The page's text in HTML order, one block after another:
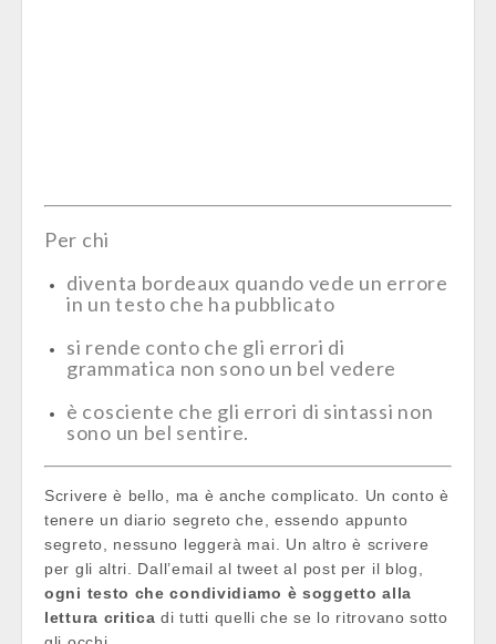
Per chi
diventa bordeaux quando vede un errore
in un testo che ha pubblicato
si rende conto che gli errori di
grammatica non sono un bel vedere
è cosciente che gli errori di sintassi non
sono un bel sentire.
Scrivere è bello, ma è anche complicato. Un conto è
tenere un diario segreto che, essendo appunto
segreto, nessuno leggerà mai. Un altro è scrivere
per gli altri. Dall’email al tweet al post per il blog,
ogni testo che condividiamo è soggetto alla
lettura critica di tutti quelli che se lo ritrovano sotto